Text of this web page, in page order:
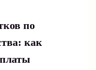
по
как